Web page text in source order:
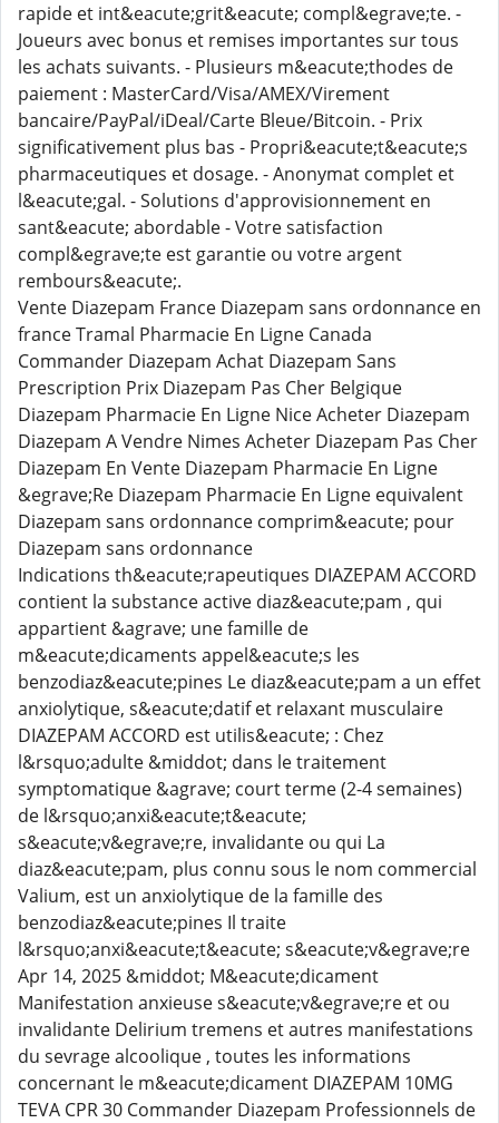
rapide et int&eacute;grit&eacute; compl&egrave;te. -
Joueurs avec bonus et remises importantes sur tous
les achats suivants. - Plusieurs m&eacute;thodes de
paiement : MasterCard/Visa/AMEX/Virement
bancaire/PayPal/iDeal/Carte Bleue/Bitcoin. - Prix
significativement plus bas - Propri&eacute;t&eacute;s
pharmaceutiques et dosage. - Anonymat complet et
l&eacute;gal. - Solutions d'approvisionnement en
sant&eacute; abordable - Votre satisfaction
compl&egrave;te est garantie ou votre argent
rembours&eacute;.
Vente Diazepam France Diazepam sans ordonnance en
france Tramal Pharmacie En Ligne Canada
Commander Diazepam Achat Diazepam Sans
Prescription Prix Diazepam Pas Cher Belgique
Diazepam Pharmacie En Ligne Nice Acheter Diazepam
Diazepam A Vendre Nimes Acheter Diazepam Pas Cher
Diazepam En Vente Diazepam Pharmacie En Ligne
&egrave;Re Diazepam Pharmacie En Ligne equivalent
Diazepam sans ordonnance comprim&eacute; pour
Diazepam sans ordonnance
Indications th&eacute;rapeutiques DIAZEPAM ACCORD
contient la substance active diaz&eacute;pam , qui
appartient &agrave; une famille de
m&eacute;dicaments appel&eacute;s les
benzodiaz&eacute;pines Le diaz&eacute;pam a un effet
anxiolytique, s&eacute;datif et relaxant musculaire
DIAZEPAM ACCORD est utilis&eacute; : Chez
l&rsquo;adulte &middot; dans le traitement
symptomatique &agrave; court terme (2-4 semaines)
de l&rsquo;anxi&eacute;t&eacute;
s&eacute;v&egrave;re, invalidante ou qui La
diaz&eacute;pam, plus connu sous le nom commercial
Valium, est un anxiolytique de la famille des
benzodiaz&eacute;pines Il traite
l&rsquo;anxi&eacute;t&eacute; s&eacute;v&egrave;re
Apr 14, 2025 &middot; M&eacute;dicament
Manifestation anxieuse s&eacute;v&egrave;re et ou
invalidante Delirium tremens et autres manifestations
du sevrage alcoolique , toutes les informations
concernant le m&eacute;dicament DIAZEPAM 10MG
TEVA CPR 30 Commander Diazepam Professionnels de